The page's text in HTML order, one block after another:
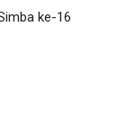
ke-16